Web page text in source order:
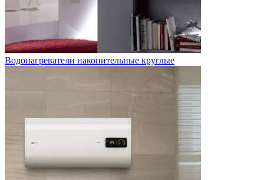
Водонагреватели накопительные круглые